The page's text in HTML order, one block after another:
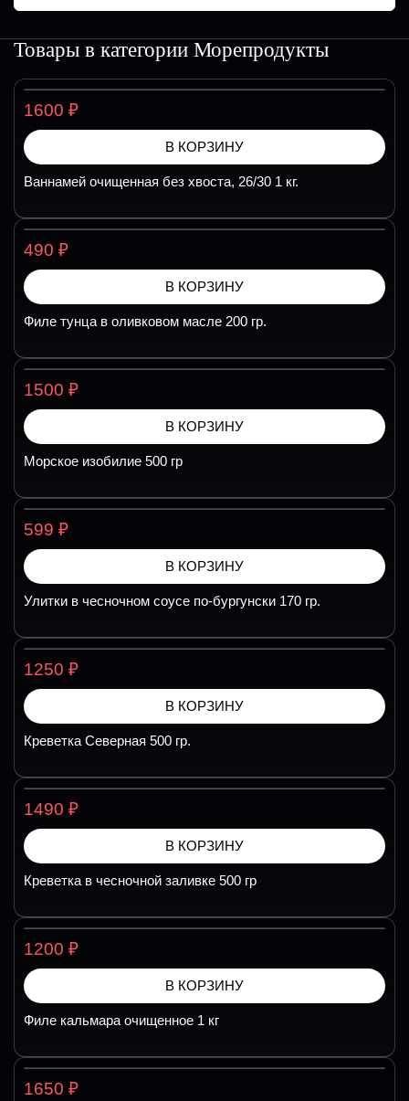
Товары в категории Морепродукты
1600 ₽
В КОРЗИНУ
Ваннамей очищенная без хвоста, 26/30 1 кг.
490 ₽
В КОРЗИНУ
Филе тунца в оливковом масле 200 гр.
1500 ₽
В КОРЗИНУ
Морское изобилие 500 гр
599 ₽
В КОРЗИНУ
Улитки в чесночном соусе по-бургунски 170 гр.
1250 ₽
В КОРЗИНУ
Креветка Северная 500 гр.
1490 ₽
В КОРЗИНУ
Креветка в чесночной заливке 500 гр
1200 ₽
В КОРЗИНУ
Филе кальмара очищенное 1 кг
1650 ₽